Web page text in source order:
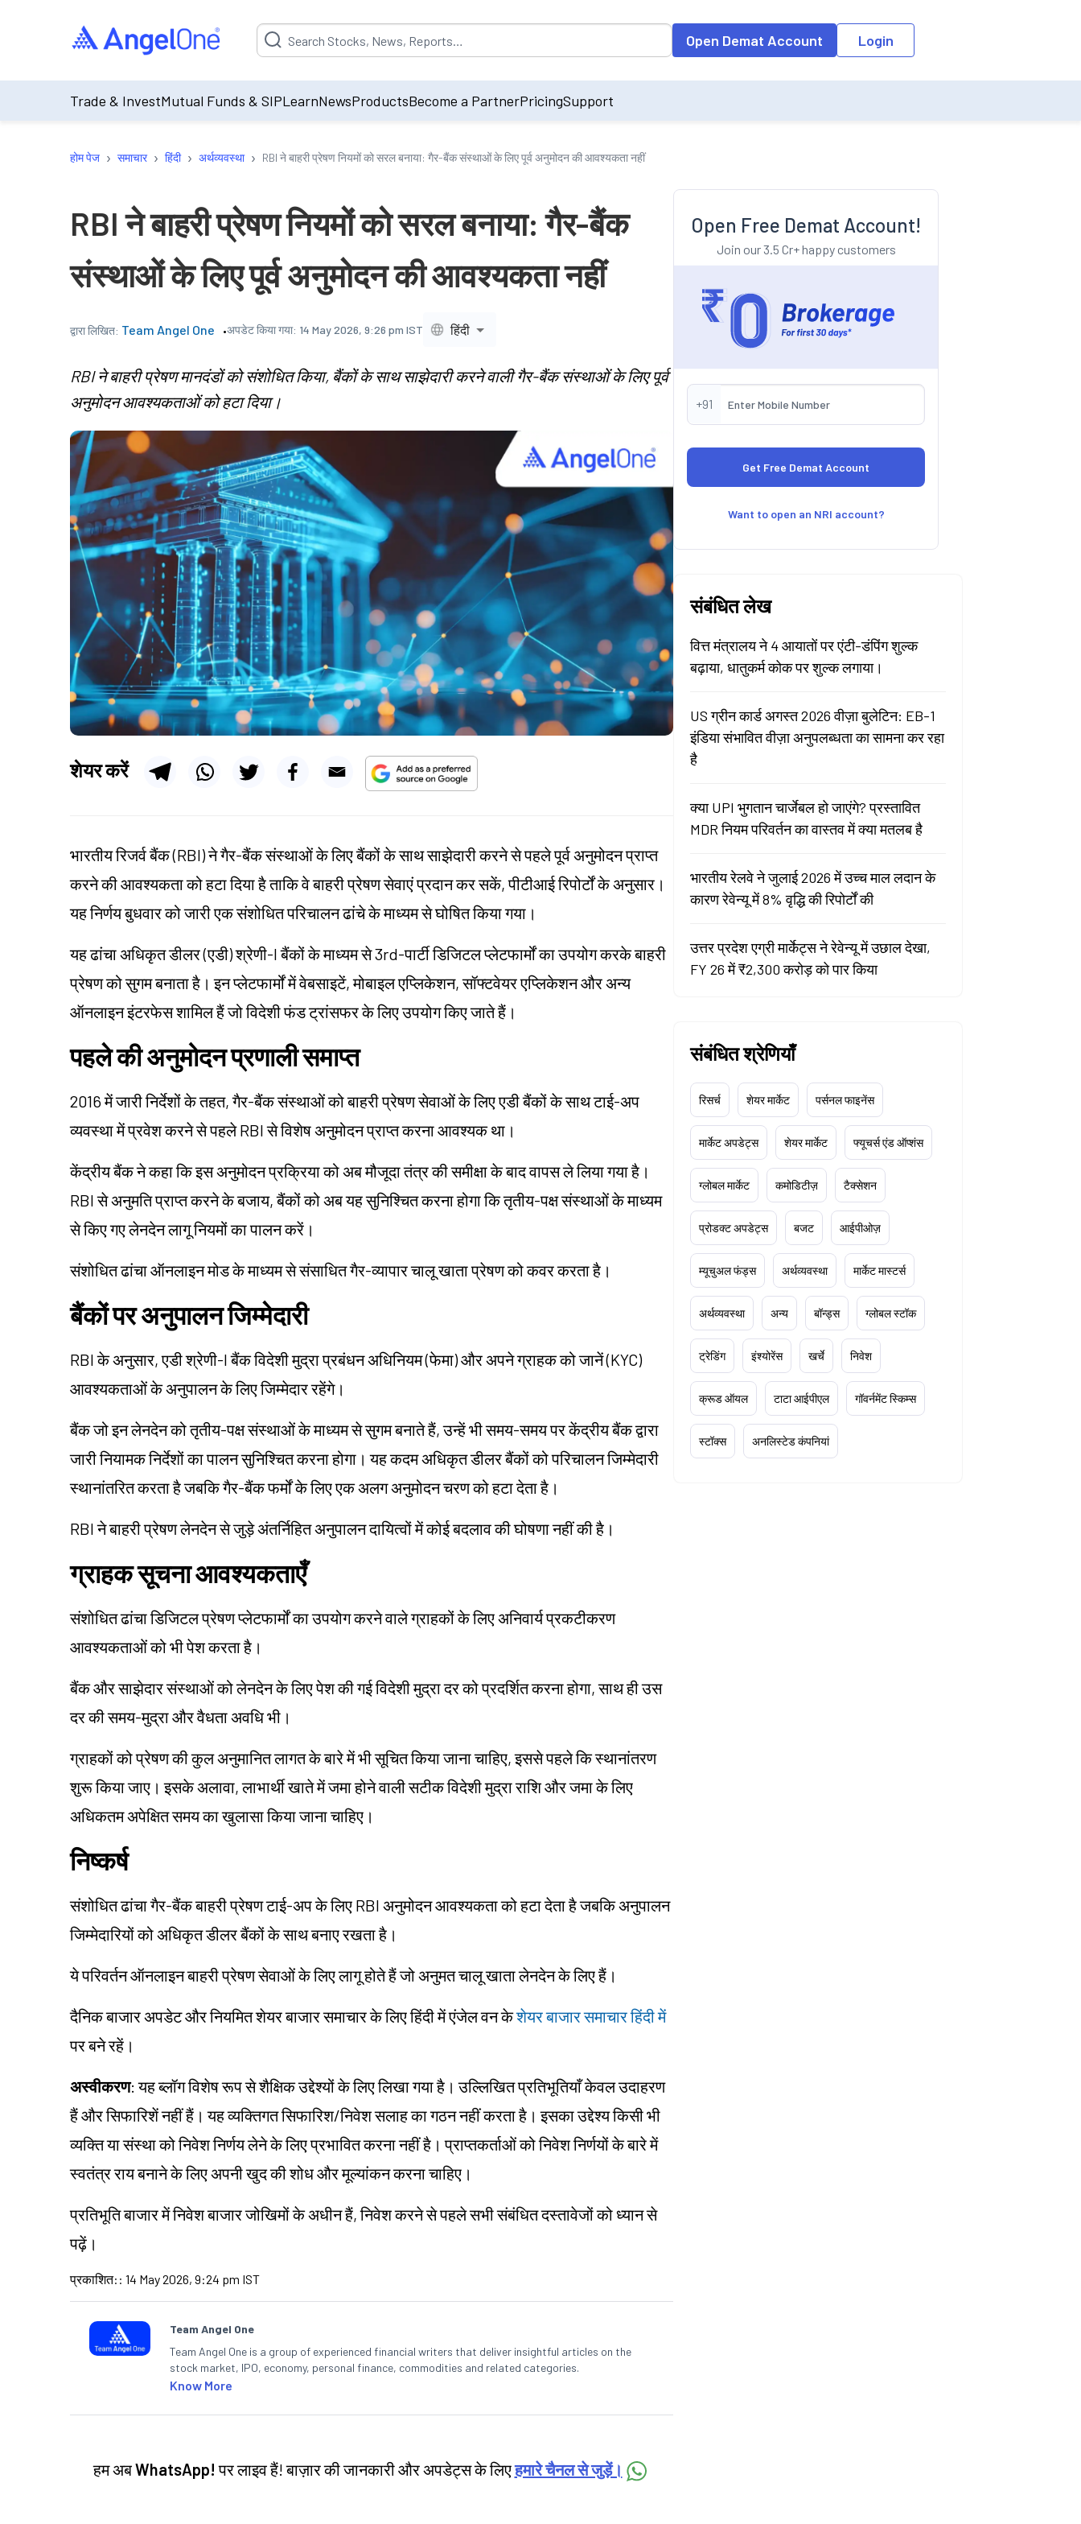
Suggestion will be populated by default on accessing the input field. On entering data into the input field, the suggestion list will be updated as per the
Open Demat Account Login
Trade & InvestMutual Funds & SIPLearnNewsProductsBecome a PartnerPricingSupport
होम पेज › समाचार › हिंदी › अर्थव्यवस्था › RBI ने बाहरी प्रेषण नियमों को सरल बनाया: गैर-बैंक संस्थाओं के लिए पूर्व अनुमोदन की आवश्यकता नहीं
RBI ने बाहरी प्रेषण नियमों को सरल बनाया: गैर-बैंक
संस्थाओं के लिए पूर्व अनुमोदन की आवश्यकता नहीं
द्वारा लिखित: Team Angel One अपडेट किया गया: 14 May 2026, 9:26 pm IST हिंदी
RBI ने बाहरी प्रेषण मानदंडों को संशोधित किया, बैंकों के साथ साझेदारी करने वाली गैर-बैंक संस्थाओं के लिए पूर्व
अनुमोदन आवश्यकताओं को हटा दिया।
शेयर करें
भारतीय रिजर्व बैंक (RBI) ने गैर-बैंक संस्थाओं के लिए बैंकों के साथ साझेदारी करने से पहले पूर्व अनुमोदन प्राप्त
करने की आवश्यकता को हटा दिया है ताकि वे बाहरी प्रेषण सेवाएं प्रदान कर सकें, पीटीआई रिपोर्टों के अनुसार।
यह निर्णय बुधवार को जारी एक संशोधित परिचालन ढांचे के माध्यम से घोषित किया गया।
यह ढांचा अधिकृत डीलर (एडी) श्रेणी-I बैंकों के माध्यम से 3rd-पार्टी डिजिटल प्लेटफार्मों का उपयोग करके बाहरी
प्रेषण को सुगम बनाता है। इन प्लेटफार्मों में वेबसाइटें, मोबाइल एप्लिकेशन, सॉफ्टवेयर एप्लिकेशन और अन्य
ऑनलाइन इंटरफेस शामिल हैं जो विदेशी फंड ट्रांसफर के लिए उपयोग किए जाते हैं।
पहले की अनुमोदन प्रणाली समाप्त
2016 में जारी निर्देशों के तहत, गैर-बैंक संस्थाओं को बाहरी प्रेषण सेवाओं के लिए एडी बैंकों के साथ टाई-अप
व्यवस्था में प्रवेश करने से पहले RBI से विशेष अनुमोदन प्राप्त करना आवश्यक था।
केंद्रीय बैंक ने कहा कि इस अनुमोदन प्रक्रिया को अब मौजूदा तंत्र की समीक्षा के बाद वापस ले लिया गया है।
RBI से अनुमति प्राप्त करने के बजाय, बैंकों को अब यह सुनिश्चित करना होगा कि तृतीय-पक्ष संस्थाओं के माध्यम
से किए गए लेनदेन लागू नियमों का पालन करें।
संशोधित ढांचा ऑनलाइन मोड के माध्यम से संसाधित गैर-व्यापार चालू खाता प्रेषण को कवर करता है।
बैंकों पर अनुपालन जिम्मेदारी
RBI के अनुसार, एडी श्रेणी-I बैंक विदेशी मुद्रा प्रबंधन अधिनियम (फेमा) और अपने ग्राहक को जानें (KYC)
आवश्यकताओं के अनुपालन के लिए जिम्मेदार रहेंगे।
बैंक जो इन लेनदेन को तृतीय-पक्ष संस्थाओं के माध्यम से सुगम बनाते हैं, उन्हें भी समय-समय पर केंद्रीय बैंक द्वारा
जारी नियामक निर्देशों का पालन सुनिश्चित करना होगा। यह कदम अधिकृत डीलर बैंकों को परिचालन जिम्मेदारी
स्थानांतरित करता है जबकि गैर-बैंक फर्मों के लिए एक अलग अनुमोदन चरण को हटा देता है।
RBI ने बाहरी प्रेषण लेनदेन से जुड़े अंतर्निहित अनुपालन दायित्वों में कोई बदलाव की घोषणा नहीं की है।
ग्राहक सूचना आवश्यकताएँ
संशोधित ढांचा डिजिटल प्रेषण प्लेटफार्मों का उपयोग करने वाले ग्राहकों के लिए अनिवार्य प्रकटीकरण
आवश्यकताओं को भी पेश करता है।
बैंक और साझेदार संस्थाओं को लेनदेन के लिए पेश की गई विदेशी मुद्रा दर को प्रदर्शित करना होगा, साथ ही उस
दर की समय-मुद्रा और वैधता अवधि भी।
ग्राहकों को प्रेषण की कुल अनुमानित लागत के बारे में भी सूचित किया जाना चाहिए, इससे पहले कि स्थानांतरण
शुरू किया जाए। इसके अलावा, लाभार्थी खाते में जमा होने वाली सटीक विदेशी मुद्रा राशि और जमा के लिए
अधिकतम अपेक्षित समय का खुलासा किया जाना चाहिए।
निष्कर्ष
संशोधित ढांचा गैर-बैंक बाहरी प्रेषण टाई-अप के लिए RBI अनुमोदन आवश्यकता को हटा देता है जबकि अनुपालन
जिम्मेदारियों को अधिकृत डीलर बैंकों के साथ बनाए रखता है।
ये परिवर्तन ऑनलाइन बाहरी प्रेषण सेवाओं के लिए लागू होते हैं जो अनुमत चालू खाता लेनदेन के लिए हैं।
दैनिक बाजार अपडेट और नियमित शेयर बाजार समाचार के लिए हिंदी में एंजेल वन केशेयर बाजार समाचार हिंदी में
पर बने रहें।
अस्वीकरण: यह ब्लॉग विशेष रूप से शैक्षिक उद्देश्यों के लिए लिखा गया है। उल्लिखित प्रतिभूतियाँ केवल उदाहरण
हैं और सिफारिशें नहीं हैं। यह व्यक्तिगत सिफारिश/निवेश सलाह का गठन नहीं करता है। इसका उद्देश्य किसी भी
व्यक्ति या संस्था को निवेश निर्णय लेने के लिए प्रभावित करना नहीं है। प्राप्तकर्ताओं को निवेश निर्णयों के बारे में
स्वतंत्र राय बनाने के लिए अपनी खुद की शोध और मूल्यांकन करना चाहिए।
प्रतिभूति बाजार में निवेश बाजार जोखिमों के अधीन हैं, निवेश करने से पहले सभी संबंधित दस्तावेजों को ध्यान से
पढ़ें।
प्रकाशित: : 14 May 2026, 9:24 pm IST
Team Angel One
Team Angel One is a group of experienced financial writers that deliver insightful articles on the
stock market, IPO, economy, personal finance, commodities and related categories.
Know More
हम अबWhatsApp! पर लाइव हैं! बाज़ार की जानकारी और अपडेट्स के लिएहमारे चैनल से जुड़ें।
Open Free Demat Account!
Join our 3.5 Cr+ happy customers
+91
Want to open an NRI account?
संबंधित लेख
वित्त मंत्रालय ने 4 आयातों पर एंटी-डंपिंग शुल्क
बढ़ाया, धातुकर्म कोक पर शुल्क लगाया।
US ग्रीन कार्ड अगस्त 2026 वीज़ा बुलेटिन: EB-1
इंडिया संभावित वीज़ा अनुपलब्धता का सामना कर रहा
है
क्या UPI भुगतान चार्जेबल हो जाएंगे? प्रस्तावित
MDR नियम परिवर्तन का वास्तव में क्या मतलब है
भारतीय रेलवे ने जुलाई 2026 में उच्च माल लदान के
कारण रेवेन्यू में 8% वृद्धि की रिपोर्टों की
उत्तर प्रदेश एग्री मार्केट्स ने रेवेन्यू में उछाल देखा,
FY 26 में ₹2,300 करोड़ को पार किया
संबंधित श्रेणियाँ
रिसर्च शेयर मार्केट पर्सनल फाइनेंस
मार्केट अपडेट्स शेयर मार्केट फ्यूचर्स एंड ऑप्शंस
ग्लोबल मार्केट कमोडिटीज़ टैक्सेशन
प्रोडक्ट अपडेट्स बजट आईपीओज़
म्यूचुअल फंड्स अर्थव्यवस्था मार्केट मास्टर्स
अर्थव्यवस्था अन्य बॉन्ड्स ग्लोबल स्टॉक
ट्रेडिंग इंश्योरेंस खर्चे निवेश
क्रूड ऑयल टाटा आईपीएल गॉवर्नमेंट स्किम्स
स्टॉक्स अनलिस्टेड कंपनियां